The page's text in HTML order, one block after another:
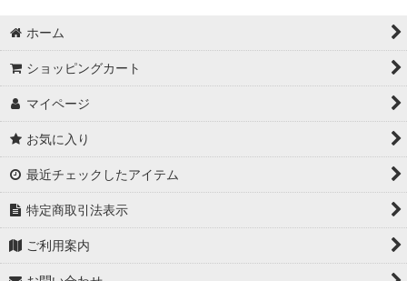
ホーム
ショッピングカート
マイページ
お気に入り
最近チェックしたアイテム
特定商取引法表示
ご利用案内